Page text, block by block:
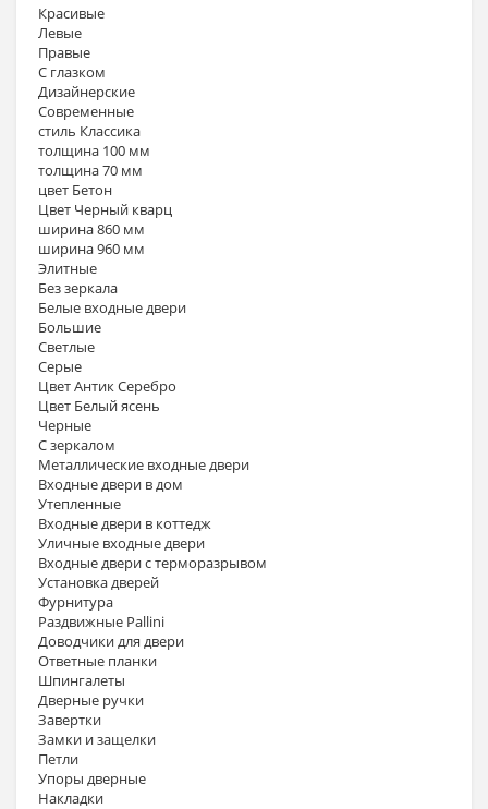
Красивые
Левые
Правые
С глазком
Дизайнерские
Современные
стиль Классика
толщина 100 мм
толщина 70 мм
цвет Бетон
Цвет Черный кварц
ширина 860 мм
ширина 960 мм
Элитные
Без зеркала
Белые входные двери
Большие
Светлые
Серые
Цвет Антик Серебро
Цвет Белый ясень
Черные
С зеркалом
Металлические входные двери
Входные двери в дом
Утепленные
Входные двери в коттедж
Уличные входные двери
Входные двери с терморазрывом
Установка дверей
Фурнитура
Раздвижные Pallini
Доводчики для двери
Ответные планки
Шпингалеты
Дверные ручки
Завертки
Замки и защелки
Петли
Упоры дверные
Накладки